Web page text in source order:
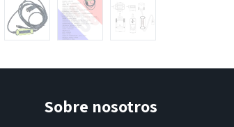
Sobre nosotros